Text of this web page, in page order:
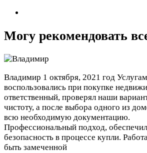
Могу рекомендовать
Владимир 1 октября, 2021 год
воспользовались при покупке
ответственный, проверял наши
чистоту, а после выбора одного из
всю необходимую документацию.
Профессиональный подход,
безопасность в процессе купли.
быть замеченной